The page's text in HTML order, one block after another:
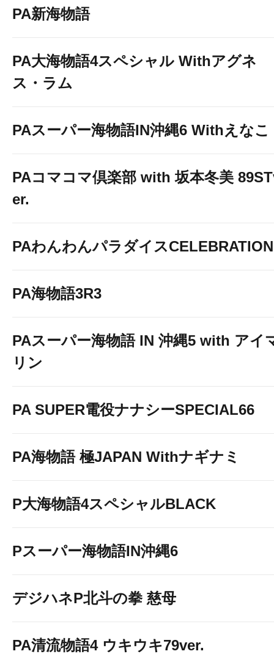
PA新海物語
PA大海物語4スペシャル Withアグネ
ス・ラム
PAスーパー海物語IN沖縄6 Withえなこ
PAコマコマ倶楽部 with 坂本冬美
er.
PAわんわんパラダイスCELEBRATION
PA海物語3R3
PAスーパー海物語 IN 沖縄5 with アイ
リン
PA SUPER電役ナナシーSPECIAL66
PA海物語 極JAPAN Withナギナミ
P大海物語4スペシャルBLACK
Pスーパー海物語IN沖縄6
デジハネP北斗の拳 慈母
PA清流物語4 ウキウキ79ver.